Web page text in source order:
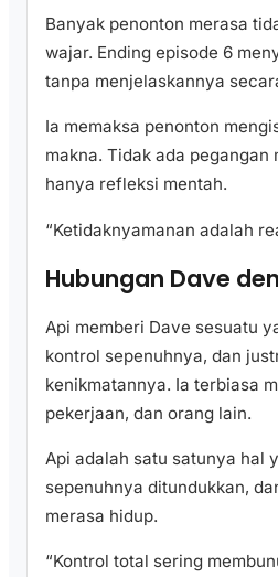
Banyak penonton merasa
wajar. Ending episode 6
tanpa menjelaskannya
Ia memaksa penonton
makna. Tidak ada pegangan
hanya refleksi mentah.
“Ketidaknyamanan adalah
Hubungan Dave
Api memberi Dave sesuatu
kontrol sepenuhnya, dan
kenikmatannya. Ia terbiasa
pekerjaan, dan orang lain.
Api adalah satu satunya hal
sepenuhnya ditundukkan,
merasa hidup.
“Kontrol total sering